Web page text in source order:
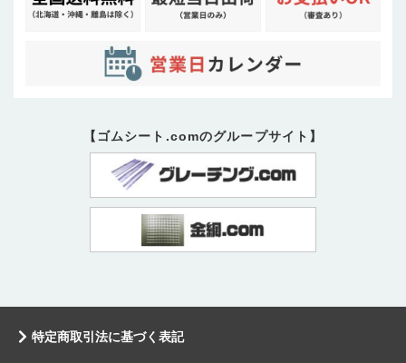
【ゴムシート.comのグループサイト】
特定商取引法に基づく表記